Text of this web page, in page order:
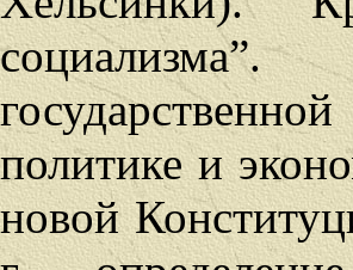
политике и
новой